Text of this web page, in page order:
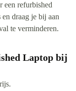
een refurbished
en draag je bij aan
te verminderen.
Laptop bij